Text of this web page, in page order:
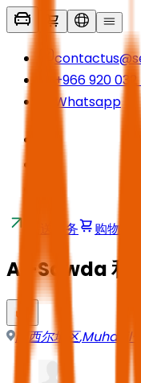
+966 920
Whatsapp
接送服务 购物车
Al-Sawda 和
阿西尔地区,Muhayil-